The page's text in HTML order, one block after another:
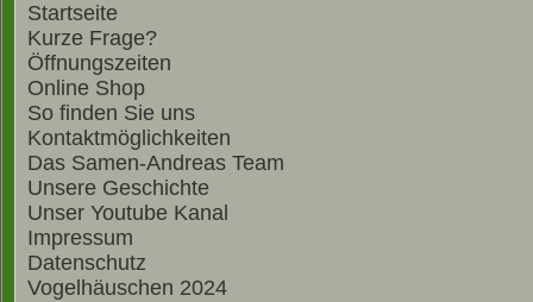
Startseite
Kurze Frage?
Öffnungszeiten
Online Shop
So finden Sie uns
Kontaktmöglichkeiten
Das Samen-Andreas Team
Unsere Geschichte
Unser Youtube Kanal
Impressum
Datenschutz
Vogelhäuschen 2024